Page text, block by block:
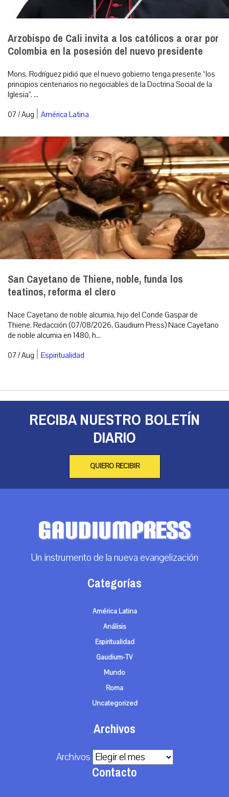
Arzobispo de Cali invita a los católicos a orar por
Colombia en la posesión del nuevo presidente
Mons. Rodríguez pidió que el nuevo gobierno tenga presente “los
principios centenarios no negociables de la Doctrina Social de la
Iglesia”. ...
07 / Aug | América Latina
San Cayetano de Thiene, noble, funda los
teatinos, reforma el clero
Nace Cayetano de noble alcurnia, hijo del Conde Gaspar de
Thiene. Redacción (07/08/2026, Gaudium Press) Nace Cayetano
de noble alcurnia en 1480, h...
07 / Aug | Espiritualidad
RECIBA NUESTRO BOLETÍN
DIARIO
QUIERO RECIBIR
Un instrumento de la nueva evangelización
Categorías
América Latina
Análisis
Espiritualidad
Gaudium-TV
Mundo
Roma
Uncategorized
Archivos
Archivos
Contacto